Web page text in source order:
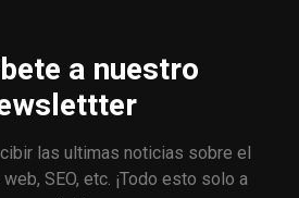
a nuestro
las ultimas noticias sobre el
SEO, etc. ¡Todo esto solo a